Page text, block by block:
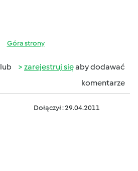
Góra strony
lub zarejestruj sięaby dodawać
komentarze
Dołączył : 29.04.2011